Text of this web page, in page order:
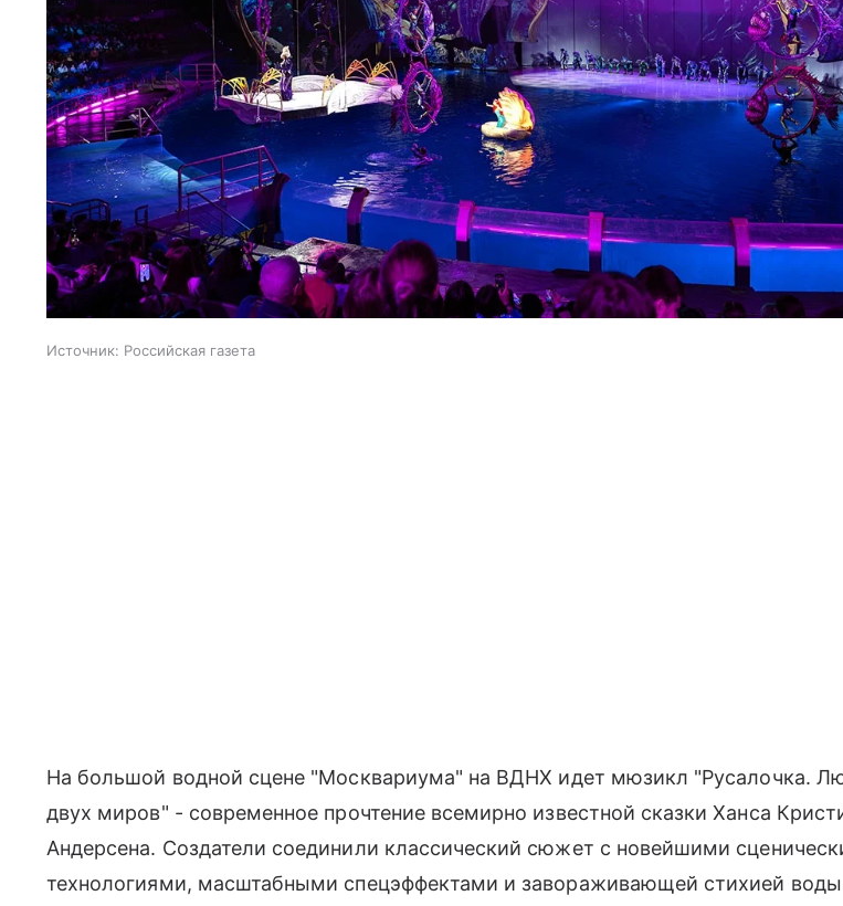
Источник: Российская газета
На большой водной сцене "Москвариума" на ВДНХ идет мюзикл "Русалочка.
двух миров" - современное прочтение всемирно известной сказки Ханса
Андерсена. Создатели соединили классический сюжет с новейшими
технологиями, масштабными спецэффектами и завораживающей стихией